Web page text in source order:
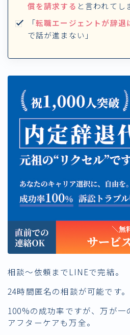
償を請求する と言われてし
「転職エージェントが辞退
で話が進まない」
相談〜依頼までLINEで完結。
24時間匿名の相談が可能です。
100%の成功率ですが、万が
アフターケアも万全。